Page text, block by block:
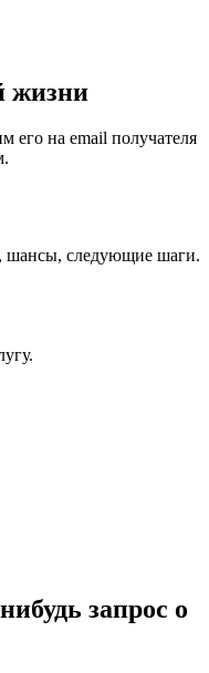
жизни
его на email получателя
шансы, следующие шаги.
запрос о